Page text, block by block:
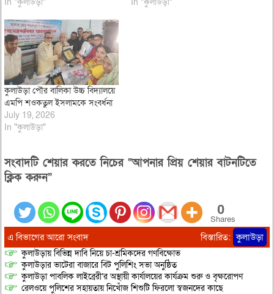
কুলাউড়া পৌর বালিকা উচ্চ বিদ্যালয়ে
এমপি শওকতুল ইসলামকে সংবর্ধনা
July 19, 2026
In "কুলাউড়া"
সংবাদটি শেয়ার করতে নিচের “আপনার প্রিয় শেয়ার বাটনটিতে
ক্লিক করুন”
0
Shares
এ বিভাগের আরো সংবাদ বিস্তারিত: কুলাউড়া
কুলাউড়ায় বিভিন্ন দাবি নিয়ে চা-শ্রমিকদের গণবিক্ষোভ
কুলাউড়ার ভাটেরা বাজারে বিট পুলিশিং সভা অনুষ্ঠিত
কুলাউড়া পাবলিক লাইব্রেরী’র অস্থায়ী কার্যালয়ের কার্যক্রম শুরু ও বৃক্ষরোপণ
রেলওয়ে পুলিশের সহায়তায় নিখোঁজ শিশুটি ফিরলো স্বজনদের কাছে